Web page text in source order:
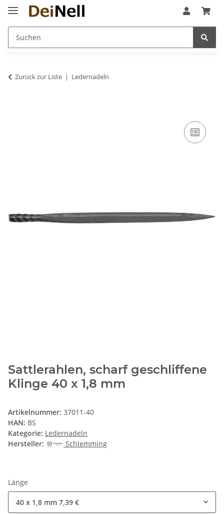
Zurück zur Liste Ledernadeln
Sattlerahlen, scharf geschliffene
Klinge 40 x 1,8 mm
Artikelnummer: 37011-40
HAN: BS
Kategorie: Ledernadeln
Hersteller:
Schlemming
Länge
40 x 1,8 mm 7,39 €